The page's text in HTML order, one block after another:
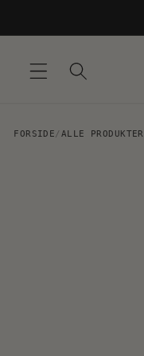
FORSIDE/ ALLE PRODUKTER